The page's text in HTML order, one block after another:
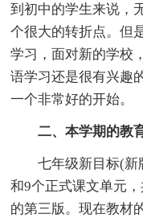
到初中的学生来说，
个很大的转折点。但
学习，面对新的学校
语学习还是很有兴趣
一个非常好的开始。
二、本学期的教
七年级新目标(新
和9个正式课文单元
的第三版。现在教材